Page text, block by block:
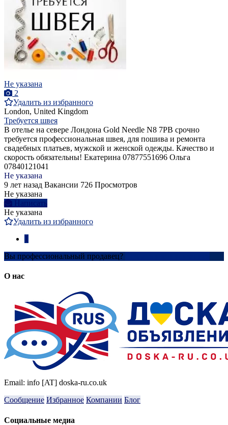
Не указана
2
Удалить из избранного
London, United Kingdom
Требуется швея
В отелье на севере Лондона Gold Needle N8 7PB срочно
требуется профессиональная швея, для пошива и ремонта
свадебных платьев, мужской и женской одежды. Качество и
скорость обязательны! Екатерина 07877551696 Ольга
07840121041
Не указана
9 лет назад Вакансии 726 Просмотров
Не указана
Написать
Не указана
Удалить из избранного
Вы профессиональный продавец?
О нас
Email: info [AT] doska-ru.co.uk
Сообщение Избранное Компании Блог
Социальные медиа